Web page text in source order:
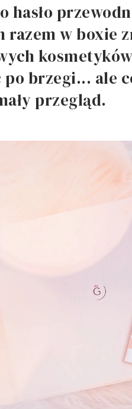
hasło
razem w boxie
brzegi... ale
przegląd.